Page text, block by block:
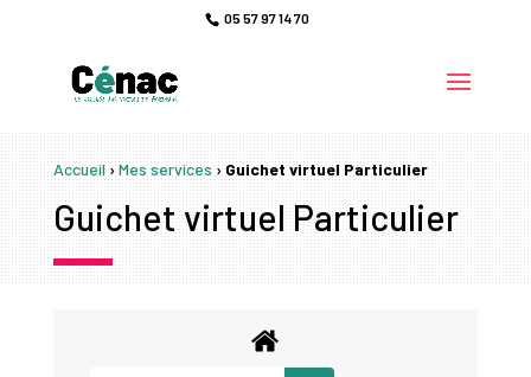
05 57 97 14 70
Accueil›Mes services›Guichet virtuel Particulier
Guichet virtuel Particulier